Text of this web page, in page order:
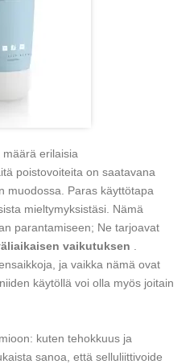
erilaisia
poistovoiteita on saatavana
muodossa. Paras käyttötapa
mieltymyksistäsi. Nämä
parantamiseen; Ne tarjoavat
vaikutuksen
ja vaikka nämä ovat
käytöllä voi olla myös joitain
kuten tehokkuus ja
sanoa, että selluliittivoide